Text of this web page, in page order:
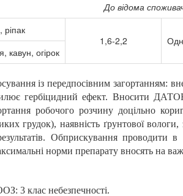
До відома
ріпак
1,6-2,2
кавун, огірок
із передпосівним
гербіцидний ефект. Вносити
робочого розчину доцільно
грудок), наявність ґрунтової
Обприскування проводити
норми препарату вносять на
3 клас небезпечності.